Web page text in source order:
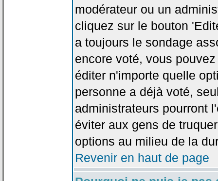
modérateur ou un
cliquez sur le bouton
a toujours le sondage
encore voté, vous
éditer n'importe quelle
personne a déjà voté,
administrateurs pourront
éviter aux gens de
options au milieu de la
Revenir en haut de page